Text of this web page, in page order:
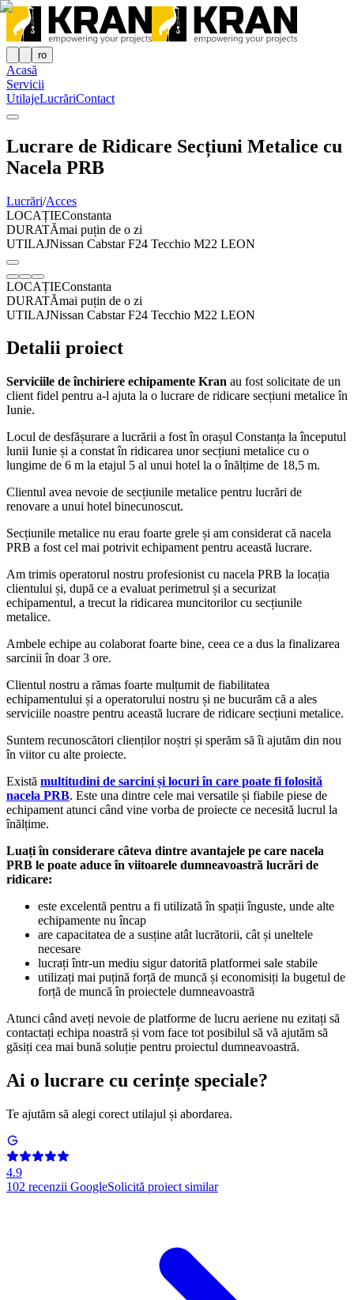
ro
Acasă
Servicii
UtilajeLucrăriContact
Lucrare de Ridicare Secțiuni Metalice cu
Nacela PRB
Lucrări/Acces
LOCAȚIEConstanta
DURATĂmai puțin de o zi
UTILAJNissan Cabstar F24 Tecchio M22 LEON
LOCAȚIEConstanta
DURATĂmai puțin de o zi
UTILAJNissan Cabstar F24 Tecchio M22 LEON
Detalii proiect
Serviciile de închiriere echipamente Kran au fost solicitate de un
client fidel pentru a-l ajuta la o lucrare de ridicare secțiuni metalice în
Iunie.
Locul de desfășurare a lucrării a fost în orașul Constanța la începutul
lunii Iunie și a constat în ridicarea unor secțiuni metalice cu o
lungime de 6 m la etajul 5 al unui hotel la o înălțime de 18,5 m.
Clientul avea nevoie de secțiunile metalice pentru lucrări de
renovare a unui hotel binecunoscut.
Secțiunile metalice nu erau foarte grele și am considerat că nacela
PRB a fost cel mai potrivit echipament pentru această lucrare.
Am trimis operatorul nostru profesionist cu nacela PRB la locația
clientului și, după ce a evaluat perimetrul și a securizat
echipamentul, a trecut la ridicarea muncitorilor cu secțiunile
metalice.
Ambele echipe au colaborat foarte bine, ceea ce a dus la finalizarea
sarcinii în doar 3 ore.
Clientul nostru a rămas foarte mulțumit de fiabilitatea
echipamentului și a operatorului nostru și ne bucurăm că a ales
serviciile noastre pentru această lucrare de ridicare secțiuni metalice.
Suntem recunoscători clienților noștri și sperăm să îi ajutăm din nou
în viitor cu alte proiecte.
Există multitudini de sarcini și locuri în care poate fi folosită
nacela PRB. Este una dintre cele mai versatile și fiabile piese de
echipament atunci când vine vorba de proiecte ce necesită lucrul la
înălțime.
Luați în considerare câteva dintre avantajele pe care nacela
PRB le poate aduce în viitoarele dumneavoastră lucrări de
ridicare:
este excelentă pentru a fi utilizată în spații înguste, unde alte
echipamente nu încap
are capacitatea de a susține atât lucrătorii, cât și uneltele
necesare
lucrați într-un mediu sigur datorită platformei sale stabile
utilizați mai puțină forță de muncă și economisiți la bugetul de
forță de muncă în proiectele dumneavoastră
Atunci când aveți nevoie de platforme de lucru aeriene nu ezitați să
contactați echipa noastră și vom face tot posibilul să vă ajutăm să
găsiți cea mai bună soluție pentru proiectul dumneavoastră.
Ai o lucrare cu cerințe speciale?
Te ajutăm să alegi corect utilajul și abordarea.
4.9
102 recenzii GoogleSolicită proiect similar